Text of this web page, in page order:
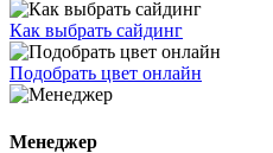
Как выбрать сайдинг
Подобрать цвет онлайн
Менеджер